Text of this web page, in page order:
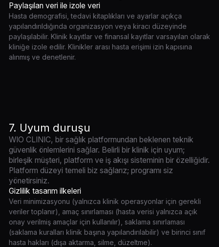
Paylaşılan veri ile izole veri
Hasta demografisi, tedavi kitaplıkları ve ayarlar açıkça
yapılandırıldığında organizasyon veya kiracı düzeyinde
paylaşılabilir. Klinik kayıtlar ve finansal kayıtlar varsayılan olarak
kliniğe izole edilir. Klinikler arası hasta erişimi izin kapısına
alınmış ve denetlenir.
7. Uyum duruşu
WIO CLINIC, bir sağlık platformundan beklenen teknik
güvenlik önlemlerini sağlar. Belirli bir klinik için uyum;
birleşik müşteri, platform ve iş akışı sisteminin bir özelliğidir.
Platform düzeyi temeli biz sağlarız; programı siz
yönetirsiniz.
Gizlilik tasarım ilkeleri
Veri minimizasyonu (yalnızca klinik operasyonlar için gerekli
veriler toplanır), amaç sınırlaması (hasta verisi yalnızca açık
onay verilmiş amaçlar için kullanılır), saklama sınırlaması
(saklama kuralları klinik başına yapılandırılabilir) ve birinci sınıf
hasta hakları (dışa aktarma, silme, düzeltme).